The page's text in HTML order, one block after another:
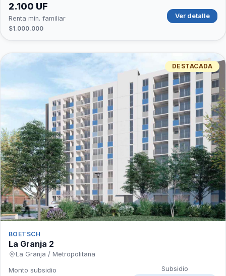
2.100 UF
Renta mín. familiar
$1.000.000
Ver detalle
DESTACADA
BOETSCH
La Granja 2
La Granja / Metropolitana
Monto subsidio
Subsidio